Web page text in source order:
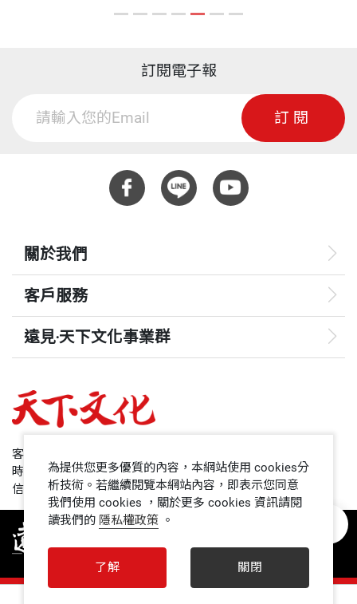
訂閱電子報
訂閱
關於我們
客戶服務
遠見‧天下文化事業群
哈佛商業評論
領導影響力學院
1號課堂
客服專線：+886 2 2662-0012
時間：週一~週五9:00~12:30;13:30~17:00
信箱：service@cwgv.com.tw
為提供您更多優質的內容，本網站使用 cookies分
析技術。若繼續閱覽本網站內容，即表示您同意
我們使用 cookies ，關於更多 cookies 資訊請閱
讀我們的 隱私權政策 。
了解 關閉